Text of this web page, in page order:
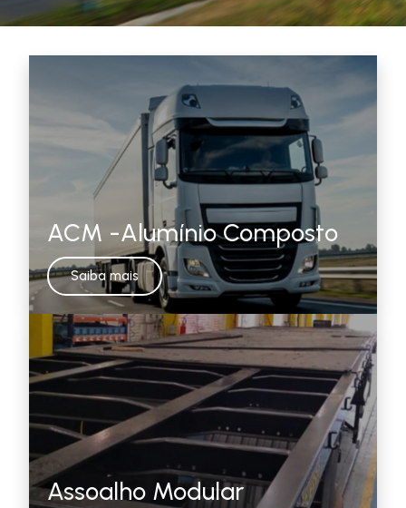
ACM -Alumínio Composto
Saiba mais
Assoalho Modular